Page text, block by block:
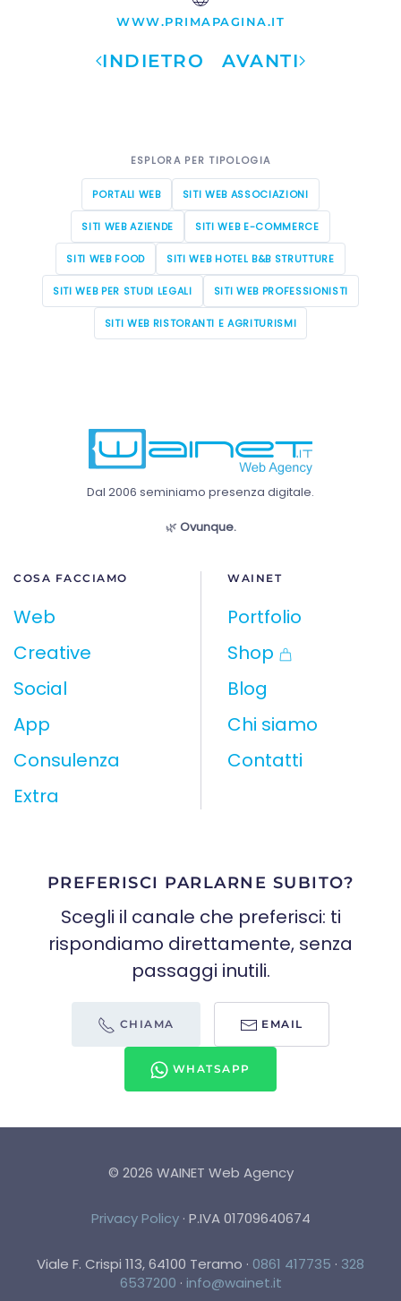
WWW.PRIMAPAGINA.IT
INDIETRO AVANTI
ESPLORA PER TIPOLOGIA
PORTALI WEB SITI WEB ASSOCIAZIONI
SITI WEB AZIENDE SITI WEB E-COMMERCE
SITI WEB FOOD SITI WEB HOTEL B&B STRUTTURE
SITI WEB PER STUDI LEGALI SITI WEB PROFESSIONISTI
SITI WEB RISTORANTI E AGRITURISMI
Dal 2006 seminiamo presenza digitale.
🌿 Ovunque.
COSA FACCIAMO
Web
Creative
Social
App
Consulenza
Extra
WAINET
Portfolio
Shop
Blog
Chi siamo
Contatti
PREFERISCI PARLARNE SUBITO?
Scegli il canale che preferisci: ti
rispondiamo direttamente, senza
passaggi inutili.
CHIAMA EMAIL
WHATSAPP
© 2026 WAINET Web Agency
Privacy Policy · P.IVA 01709640674
Viale F. Crispi 113, 64100 Teramo · 0861 417735 · 328
6537200 · info@wainet.it